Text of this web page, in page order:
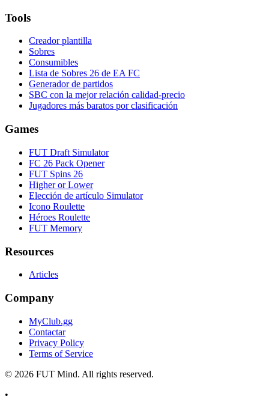
Tools
Creador plantilla
Sobres
Consumibles
Lista de Sobres 26 de EA FC
Generador de partidos
SBC con la mejor relación calidad-precio
Jugadores más baratos por clasificación
Games
FUT Draft Simulator
FC 26 Pack Opener
FUT Spins 26
Higher or Lower
Elección de artículo Simulator
Icono Roulette
Héroes Roulette
FUT Memory
Resources
Articles
Company
MyClub.gg
Contactar
Privacy Policy
Terms of Service
© 2026 FUT Mind. All rights reserved.
•